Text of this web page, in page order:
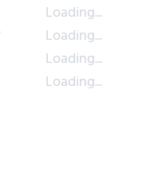
Loading...
Loading...
Loading...
Loading...